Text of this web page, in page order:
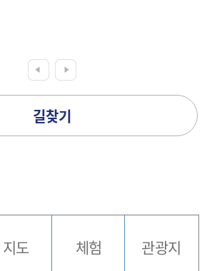
길찾기
지도 체험 관광지